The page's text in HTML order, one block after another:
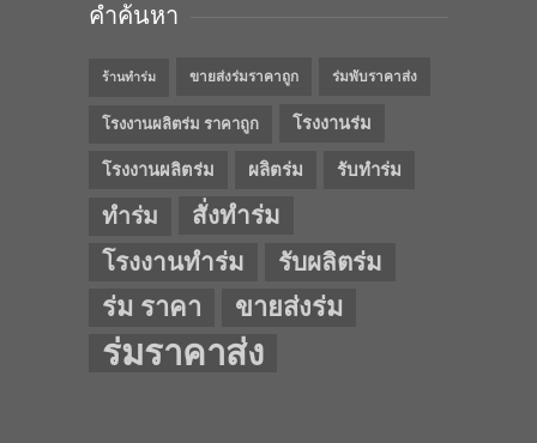
คำค้นหา
ร้านทำร่ม ขายส่งร่มราคาถูก ร่มพับราคาส่ง
โรงงานผลิตร่ม ราคาถูก โรงงานร่ม
โรงงานผลิตร่ม ผลิตร่ม รับทำร่ม
ทำร่ม
สั่งทำร่ม
โรงงานทำร่ม
รับผลิตร่ม
ร่ม ราคา ขายส่งร่ม
ร่มราคาส่ง